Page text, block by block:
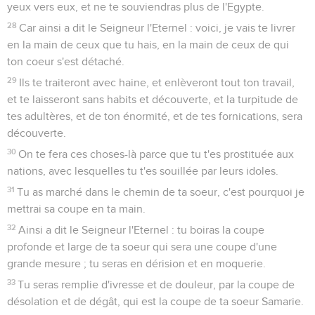
yeux vers eux, et ne te souviendras plus de l'Egypte.
28 Car ainsi a dit le Seigneur l'Eternel : voici, je vais te livrer
en la main de ceux que tu hais, en la main de ceux de qui
ton coeur s'est détaché.
29 Ils te traiteront avec haine, et enlèveront tout ton travail,
et te laisseront sans habits et découverte, et la turpitude de
tes adultères, et de ton énormité, et de tes fornications, sera
découverte.
30 On te fera ces choses-là parce que tu t'es prostituée aux
nations, avec lesquelles tu t'es souillée par leurs idoles.
31 Tu as marché dans le chemin de ta soeur, c'est pourquoi je
mettrai sa coupe en ta main.
32 Ainsi a dit le Seigneur l'Eternel : tu boiras la coupe
profonde et large de ta soeur qui sera une coupe d'une
grande mesure ; tu seras en dérision et en moquerie.
33 Tu seras remplie d'ivresse et de douleur, par la coupe de
désolation et de dégât, qui est la coupe de ta soeur Samarie.